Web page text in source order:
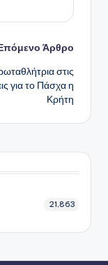
Άρθρο
στις
για το Πάσχα η
Κρήτη
21,863